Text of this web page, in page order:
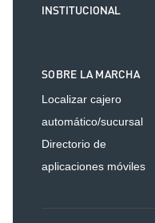
INSTITUCIONAL
SOBRE LA MARCHA
Localizar cajero
automático/sucursal
Directorio de
aplicaciones móviles